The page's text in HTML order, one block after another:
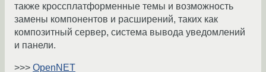
также кроссплатформенные темы и возможность
замены компонентов и расширений, таких как
композитный сервер, система вывода уведомлений
и панели.
>>> OpenNET